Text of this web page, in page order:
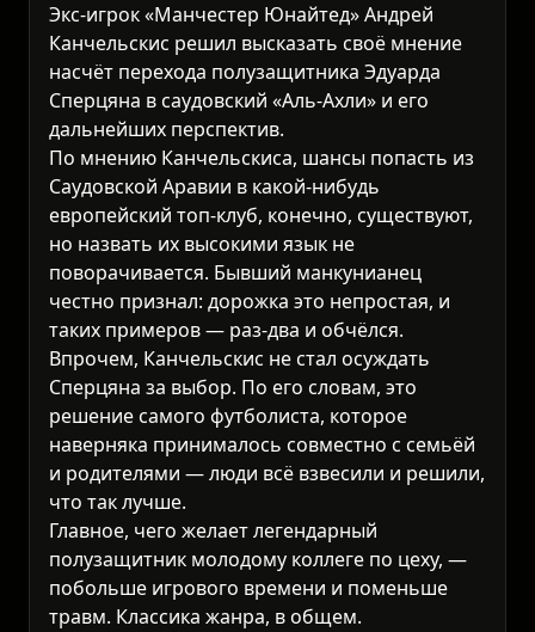
Экс-игрок «Манчестер Юнайтед» Андрей
Канчельскис решил высказать своё мнение
насчёт перехода полузащитника Эдуарда
Сперцяна в саудовский «Аль-Ахли» и его
дальнейших перспектив.
По мнению Канчельскиса, шансы попасть из
Саудовской Аравии в какой-нибудь
европейский топ-клуб, конечно, существуют,
но назвать их высокими язык не
поворачивается. Бывший манкунианец
честно признал: дорожка это непростая, и
таких примеров — раз-два и обчёлся.
Впрочем, Канчельскис не стал осуждать
Сперцяна за выбор. По его словам, это
решение самого футболиста, которое
наверняка принималось совместно с семьёй
и родителями — люди всё взвесили и решили,
что так лучше.
Главное, чего желает легендарный
полузащитник молодому коллеге по цеху, —
побольше игрового времени и поменьше
травм. Классика жанра, в общем.